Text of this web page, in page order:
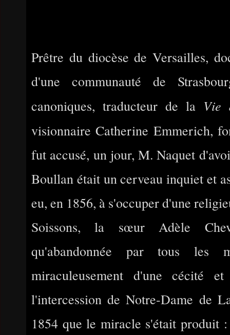
Prêtre du diocèse de Versailles,
d'une communauté de
canoniques, traducteur de la Vie
visionnaire Catherine Emmerich,
fut accusé, un jour, M. Naquet
Boullan était un cerveau inquiet et
eu, en 1856, à s'occuper d'une
Soissons, la sœur Adèle
qu'abandonnée par tous les
miraculeusement d'une cécité
l'intercession de Notre-Dame de
1854 que le miracle s'était produit